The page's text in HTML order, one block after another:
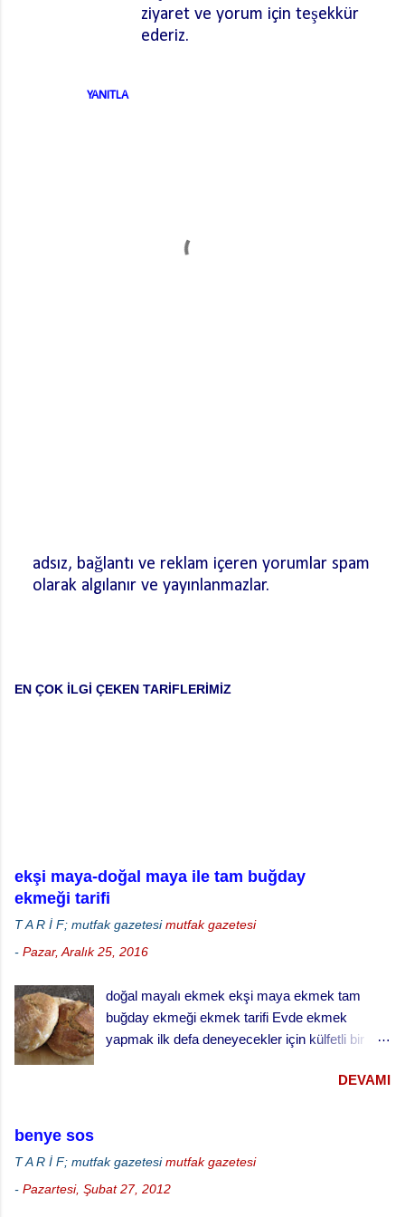
YANITLA
ziyaret ve yorum için teşekkür
ederiz.
Y
G
adsız, bağlantı ve reklam içeren yorumlar spam
olarak algılanır ve yayınlanmazlar.
EN ÇOK İLGİ ÇEKEN TARİFLERİMİZ
ekşi maya-doğal maya ile tam buğday
ekmeği tarifi
T A R İ F; mutfak gazetesi mutfak gazetesi
- Pazar, Aralık 25, 2016
doğal mayalı ekmek ekşi maya ekmek tam
buğday ekmeği ekmek tarifi Evde ekmek
yapmak ilk defa deneyecekler için külfetli bir
ve aktif halde kalmasını sağlamak çok dikkat ve
çaba gerektiriyor. Hatta bizim evde ekşi maya
DEVAMI
benye sos
T A R İ F; mutfak gazetesi mutfak gazetesi
- Pazartesi, Şubat 27, 2012